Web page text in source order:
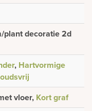
plant decoratie 2d
, Hartvormige
vloer, Kort graf